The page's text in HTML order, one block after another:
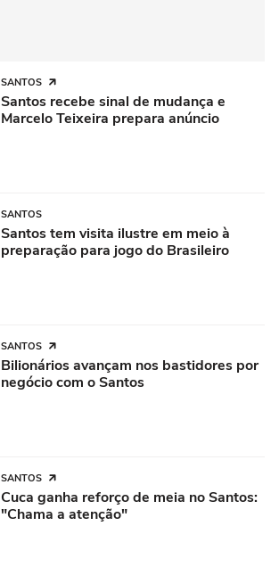
SANTOS
Santos recebe sinal de mudança e
Marcelo Teixeira prepara anúncio
SANTOS
Santos tem visita ilustre em meio à
preparação para jogo do Brasileiro
SANTOS
Bilionários avançam nos bastidores por
negócio com o Santos
SANTOS
Cuca ganha reforço de meia no Santos:
"Chama a atenção"